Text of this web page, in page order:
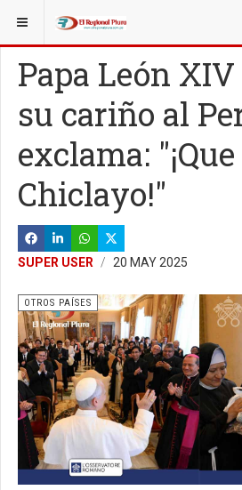
ESTÁ AQUÍ: MUNDO
Papa León
su cariño al
exclama:
Chiclayo!"
SUPER USER 20 MAY 2025
OTROS PAÍSES